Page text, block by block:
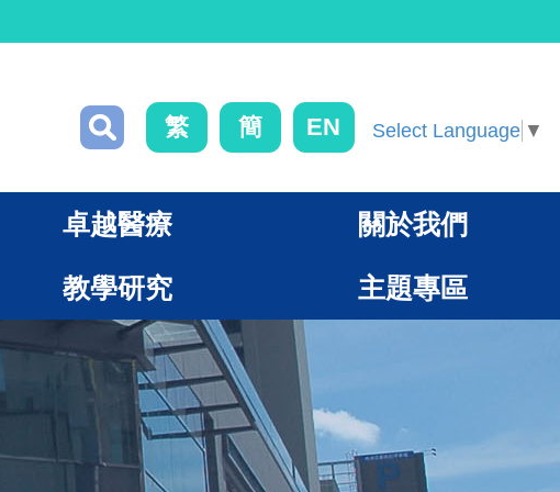
繁 簡 EN Select Language ▼
卓越醫療 關於我們
教學研究 主題專區